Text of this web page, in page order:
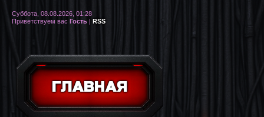
ГЛАВНАЯ
Суббота, 08.08.2026, 01:28
Приветствуем вас Гость | RSS